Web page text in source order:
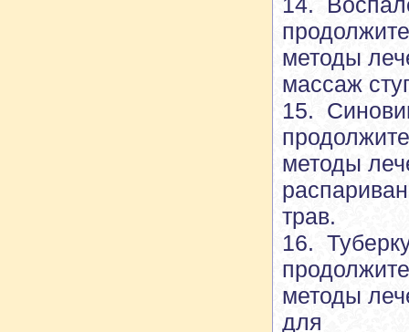
методы
массаж
15.
методы
трав.
16.
методы
для